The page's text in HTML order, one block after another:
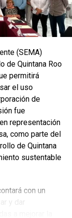
vive un
Claudia
del país.
Roo como
donde se
y
y
(SEMA)
de Quintana Roo
permitirá
el uso
de
fue
representación
como parte del
de Quintana
sustentable
con un
y dar